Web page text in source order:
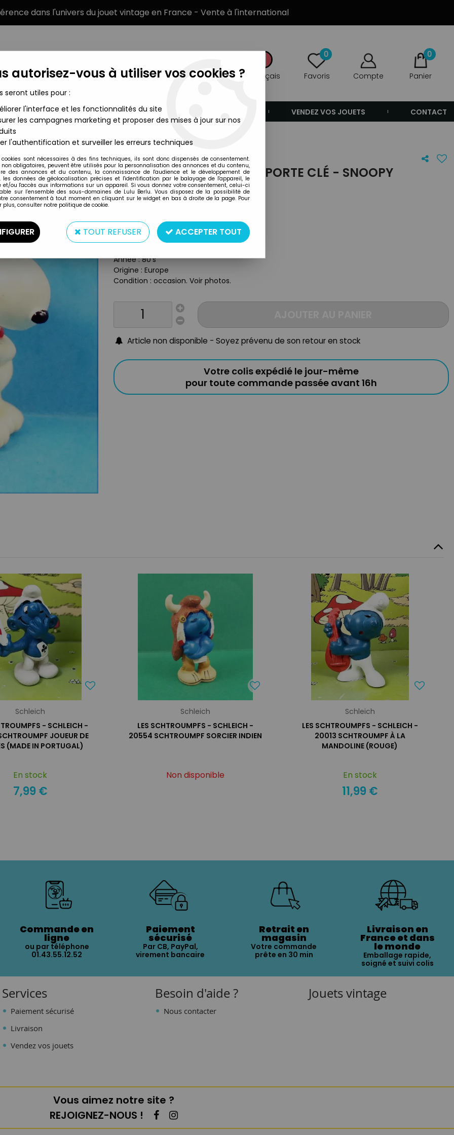
dans l'univers du jouet vintage en France - Vente à l'international
Français
0
Favoris Compte
0
Panier
MARQUES TYPE DE PRODUIT VENDEZ VOS JOUETS CONTACT
Snoopy Golfeur
Schleich
SNOOPY - FIGURINE PVC PORTE CLÉ - SNOOPY
GOLFEUR
Type : Figurine PVC Porte clé
Taille : 3.5cm env
Année : 80's
Origine : Europe
Condition : occasion. Voir photos.
Article non disponible - Soyez prévenu de son retour en stock
Votre colis expédié le jour-même
pour toute commande passée avant 16h
Schleich
- SCHLEICH -
JOUEUR DE
(MADE IN PORTUGAL)
En stock
7,99 €
Schleich
LES SCHTROUMPFS - SCHLEICH -
20554 SCHTROUMPF SORCIER INDIEN
Non disponible
Schleich
LES SCHTROUMPFS - SCHLEICH -
20013 SCHTROUMPF À LA
MANDOLINE (ROUGE)
En stock
11,99 €
Commande en
ligne
ou par téléphone
01.43.55.12.52
Paiement
sécurisé
Par CB, PayPal,
virement bancaire
Retrait en
magasin
Votre commande
prête en 30 min
Livraison en
France et dans
le monde
Emballage rapide,
soigné et suivi colis
Services
Paiement sécurisé
Livraison
Vendez vos jouets
Besoin d'aide ?
Nous contacter
Jouets vintage
Vous aimez notre site ?
REJOIGNEZ-NOUS !
autorisez-vous à utiliser vos cookies ?
seront utiles pour :
l'interface et les fonctionnalités du site
les campagnes marketing et proposer des mises à jour sur nos
l'authentification et surveiller les erreurs techniques
cookies sont nécessaires à des fins techniques, ils sont donc dispensés de consentement.
non obligatoires, peuvent être utilisés pour la personnalisation des annonces et du contenu,
des annonces et du contenu, la connaissance de l'audience et le développement de
les données de géolocalisation précises et l'identification par le balayage de l'appareil, le
et/ou l'accès aux informations sur un appareil. Si vous donnez votre consentement, celui-ci
sur l’ensemble des sous-domaines de Lulu Berlu. Vous disposez de la possibilité de
consentement à tout moment en cliquant sur le widget en bas à droite de la page. Pour
plus, consulter notre politique de cookie.
TOUT REFUSER ACCEPTER TOUT